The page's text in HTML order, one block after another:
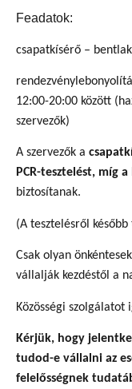
Feadatok:
csapatkísérő –
12:00-20:00 között
szervezők)
A szervezők a
PCR-tesztelést, míg
biztosítanak.
(A tesztelésről
Csak olyan
vállalják kezdéstől a
Közösségi szolgálatot
Kérjük, hogy
tudod-e vállalni az
felelősségnek